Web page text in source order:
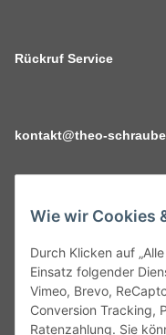
Wie wir Cookies
Durch Klicken auf
Einsatz folgender
Vimeo, Brevo,
Conversion Tracking,
Ratenzahlung. Sie
Rückruf Service
kontakt@theo-
Service
Gesetzliche